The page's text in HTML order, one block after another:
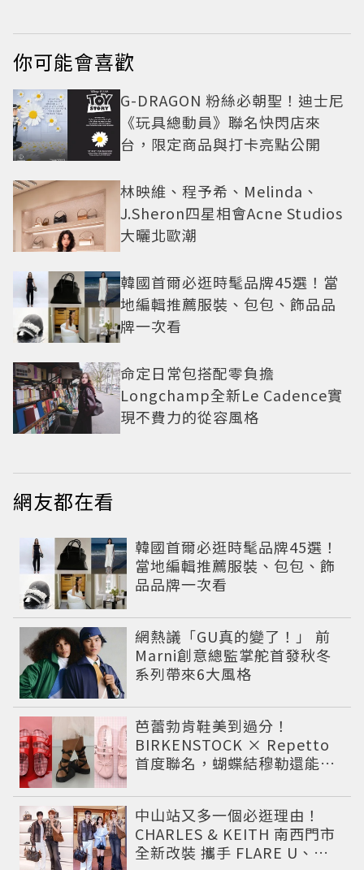
你可能會喜歡
G-DRAGON 粉絲必朝聖！迪士尼
《玩具總動員》聯名快閃店來
台，限定商品與打卡亮點公開
林映維、程予希、Melinda、
J.Sheron四星相會Acne Studios
大曬北歐潮
韓國首爾必逛時髦品牌45選！當
地編輯推薦服裝、包包、飾品品
牌一次看
命定日常包搭配零負擔
Longchamp全新Le Cadence實
現不費力的從容風格
網友都在看
韓國首爾必逛時髦品牌45選！
當地編輯推薦服裝、包包、飾
品品牌一次看
網熱議「GU真的變了！」 前
Marni創意總監掌舵首發秋冬
系列帶來6大風格
芭蕾勃肯鞋美到過分！
BIRKENSTOCK × Repetto
首度聯名，蝴蝶結穆勒還能綁
中山站又多一個必逛理由！
CHARLES & KEITH 南西門市
全新改裝 攜手 FLARE U、程